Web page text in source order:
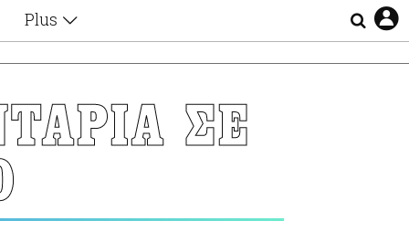
Plus
Αφιερώματα
Ζώδια
Απώλειες
ΣΕ